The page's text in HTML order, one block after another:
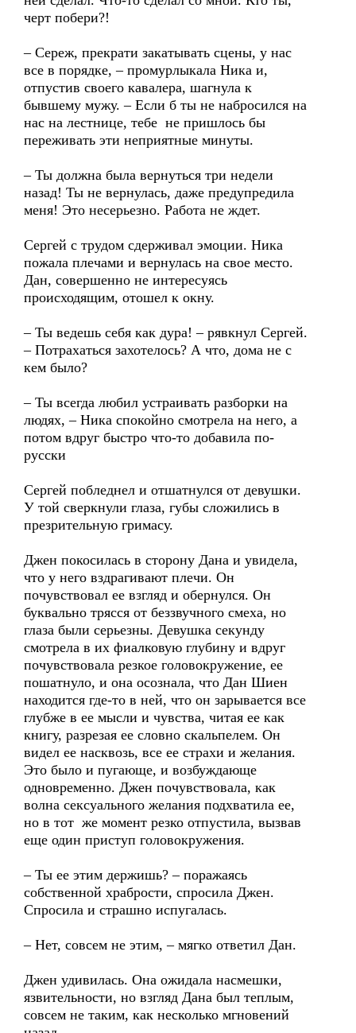
черт побери?!
– Сереж, прекрати закатывать сцены, у нас
все в порядке, – промурлыкала Ника и,
отпустив своего кавалера, шагнула к
бывшему мужу. – Если б ты не набросился на
нас на лестнице, тебе не пришлось бы
переживать эти неприятные минуты.
– Ты должна была вернуться три недели
назад! Ты не вернулась, даже предупредила
меня! Это несерьезно. Работа не ждет.
Сергей с трудом сдерживал эмоции. Ника
пожала плечами и вернулась на свое место.
Дан, совершенно не интересуясь
происходящим, отошел к окну.
– Ты ведешь себя как дура! – рявкнул Сергей.
– Потрахаться захотелось? А что, дома не с
кем было?
– Ты всегда любил устраивать разборки на
людях, – Ника спокойно смотрела на него, а
потом вдруг быстро что-то добавила по-
русски
Сергей побледнел и отшатнулся от девушки.
У той сверкнули глаза, губы сложились в
презрительную гримасу.
Джен покосилась в сторону Дана и увидела,
что у него вздрагивают плечи. Он
почувствовал ее взгляд и обернулся. Он
буквально трясся от беззвучного смеха, но
глаза были серьезны. Девушка секунду
смотрела в их фиалковую глубину и вдруг
почувствовала резкое головокружение, ее
пошатнуло, и она осознала, что Дан Шиен
находится где-то в ней, что он зарывается все
глубже в ее мысли и чувства, читая ее как
книгу, разрезая ее словно скальпелем. Он
видел ее насквозь, все ее страхи и желания.
Это было и пугающе, и возбуждающе
одновременно. Джен почувствовала, как
волна сексуального желания подхватила ее,
но в тот же момент резко отпустила, вызвав
еще один приступ головокружения.
– Ты ее этим держишь? – поражаясь
собственной храбрости, спросила Джен.
Спросила и страшно испугалась.
– Нет, совсем не этим, – мягко ответил Дан.
Джен удивилась. Она ожидала насмешки,
язвительности, но взгляд Дана был теплым,
совсем не таким, как несколько мгновений